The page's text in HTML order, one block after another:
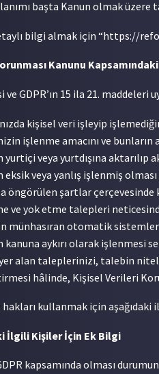
başta Kanun olmak
bilgi almak için “https://
Kanunu Kapsamındaki
ve GDPR’ın 15 ila 21.
kişisel veri işleyip
işlenme amacını ve bunların
veya yurtdışına aktarılıp
eksik veya yanlış işlenmiş
öngörülen şartlar çerçevesinde
ve yok etme talepleri
münhasıran otomatik
aykırı olarak işlenmesi
alan taleplerinizi, talebin
hâlinde, Kişisel Verileri
hakları kullanmak için
İlgili Kişiler İçin Ek Bilgi
kapsamında olması